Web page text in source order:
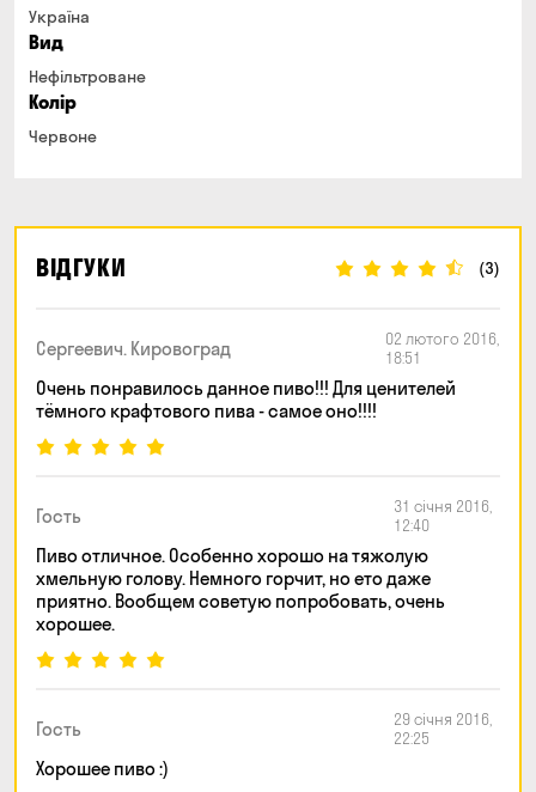
Україна
Вид
Нефільтроване
Колір
Червоне
ВІДГУКИ (3)
Сергеевич. Кировоград
02 лютого 2016,
18:51
Очень понравилось данное пиво!!! Для ценителей
тёмного крафтового пива - самое оно!!!!
Гость
31 січня 2016,
12:40
Пиво отличное. Особенно хорошо на тяжолую
хмельную голову. Немного горчит, но ето даже
приятно. Вообщем советую попробовать, очень
хорошее.
Гость
29 січня 2016,
22:25
Хорошее пиво :)